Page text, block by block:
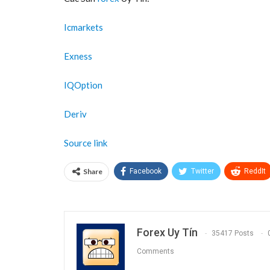
Một vụ tai nạn giao thông trên Quốc lộ 1A qua
Chính phủ vừa đồng ý bố trí vốn để tỉnh Quảng Trị
phố Đông Hà sẽ góp phần giảm tải phương tiện đi
Icmarkets
Exness